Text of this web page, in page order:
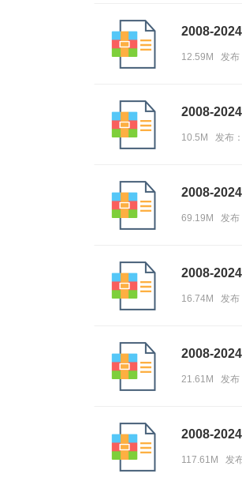
2008-
12.59M 发
2008-
10.5M 发布
2008-
69.19M 发布
2008-
16.74M 发
2008-
21.61M 发布
2008-
117.61M 发